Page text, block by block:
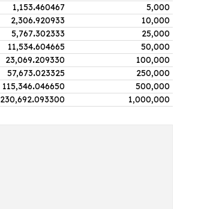
5,000
1,153.460467
10,000
2,306.920933
25,000
5,767.302333
50,000
11,534.604665
100,000
23,069.209330
250,000
57,673.023325
500,000
115,346.046650
1,000,000
230,692.093300